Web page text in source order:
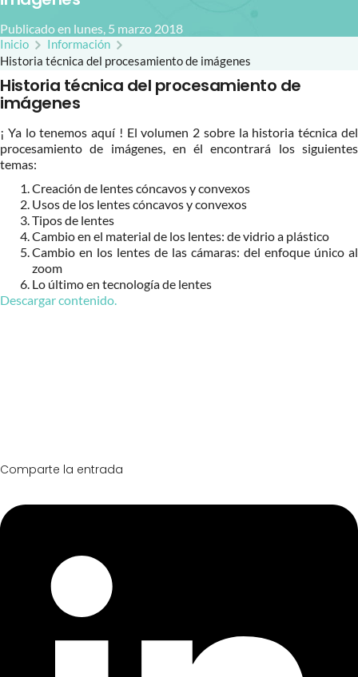
Publicado en lunes, 5 marzo 2018
Inicio
Información
Historia técnica del procesamiento de imágenes
Historia técnica del procesamiento de
imágenes
¡ Ya lo tenemos aquí ! El volumen 2 sobre la historia técnica del
procesamiento de imágenes, en él encontrará los siguientes
temas:
Creación de lentes cóncavos y convexos
Usos de los lentes cóncavos y convexos
Tipos de lentes
Cambio en el material de los lentes: de vidrio a plástico
Cambio en los lentes de las cámaras: del enfoque único al
zoom
Lo último en tecnología de lentes
Descargar contenido.
Comparte la entrada